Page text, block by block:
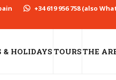
+34 619 956 758 (also
& HOLIDAYS TOURSTHE